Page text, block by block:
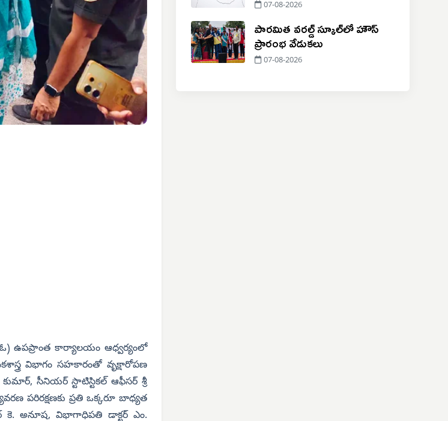
ఉపప్రాంత కార్యాలయం ఆధ్వర్యంలో
విభాగం సహకారంతో వృక్షారోపణ
సీనియర్ స్టాటిస్టికల్ ఆఫీసర్ శ్రీ
పరిరక్షణకు ప్రతి ఒక్కరూ బాధ్యత
కె. అనూష, విభాగాధిపతి డాక్టర్ ఎం.
07-08-2026
పారమిత వరల్డ్ స్కూల్‌లో హౌస్
ప్రారంభ వేడుకలు
07-08-2026